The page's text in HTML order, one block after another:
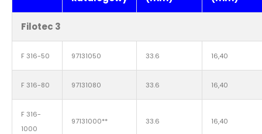
Filotec 3
F 316-50 97131050 33.6 16,40
F 316-80 97131080 33.6 16,40
F 316-
1000
97131000** 33.6 16,40